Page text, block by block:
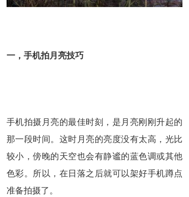
一，手机拍月亮技巧
手机拍摄月亮的最佳时刻，是月亮刚刚升起的
那一段时间。这时月亮的亮度没有太高，光比
较小，傍晚的天空也会有静谧的蓝色调或其他
色彩。所以，在日落之后就可以架好手机蹲点
准备拍摄了。